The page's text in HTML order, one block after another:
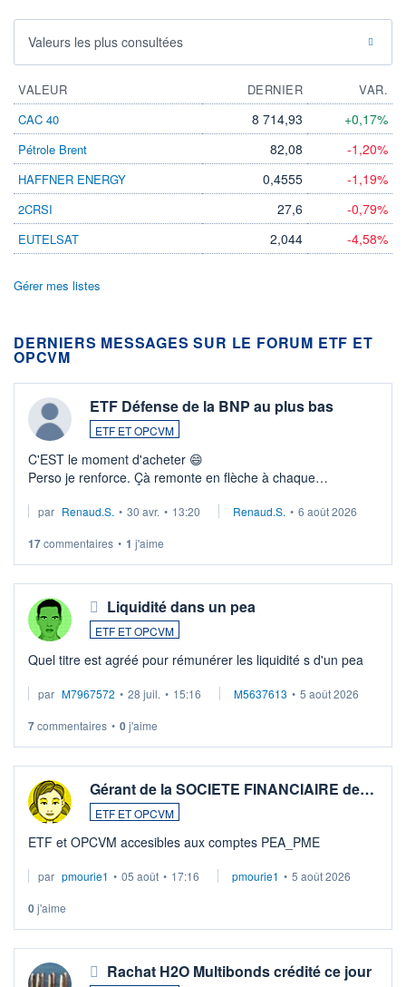
Valeurs les plus consultées
VALEUR DERNIER
VAR.
CAC 40
8 714,93 +0,17%
Pétrole Brent 82,08 -1,20%
HAFFNER ENERGY 0,4555 -1,19%
2CRSI 27,6 -0,79%
EUTELSAT 2,044 -4,58%
Gérer mes listes
DERNIERS MESSAGES SUR LE FORUM ETF ET
OPCVM
ETF Défense de la BNP au plus bas
ETF ET OPCVM
C'EST le moment d'acheter 😄​
Perso je renforce. Çà remonte en flèche à chaque
Investissement long terme tip top pour sa retraite.
par Renaud.S. • 30 avr. • 13:20 Renaud.S. • 6 août 2026
17commentaires • 1 j'aime
Liquidité dans un pea
ETF ET OPCVM
Quel titre est agréé pour rémunérer les liquidité s d'un pea
par M7967572 • 28 juil. • 15:16 M5637613 • 5 août 2026
7commentaires • 0j'aime
Gérant de la SOCIETE FINANCIAIRE de…
ETF ET OPCVM
ETF et OPCVM accesibles aux comptes PEA_PME
par pmourie1 • 05 août • 17:16 pmourie1 • 5 août 2026
0j'aime
Rachat H2O Multibonds crédité ce jour